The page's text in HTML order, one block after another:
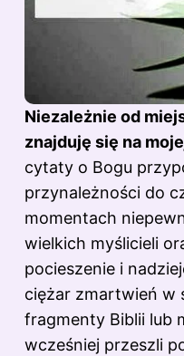
Niezależnie od
znajduję się na
cytaty o Bogu
przynależności do
momentach
wielkich myślicieli
pocieszenie i
ciężar zmartwień w
fragmenty Biblii lub
wcześniej przeszli